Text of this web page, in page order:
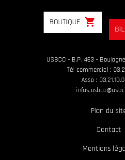
BOUTIQUE shopping_cart
USBCO - B.P. 463 -
Tél commercial :
Asso :
Plan du
Contact
Mentions